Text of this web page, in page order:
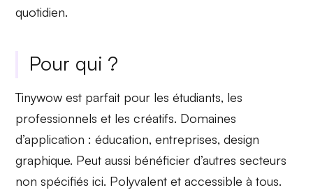
quotidien.
Pour qui ?
Tinywow est parfait pour les étudiants, les
professionnels et les créatifs. Domaines
d’application : éducation, entreprises, design
graphique. Peut aussi bénéficier d’autres secteurs
non spécifiés ici. Polyvalent etaccessible à tous.